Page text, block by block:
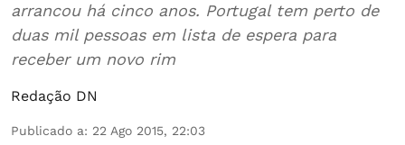
arrancou há cinco anos. Portugal tem perto de
duas mil pessoas em lista de espera para
receber um novo rim
Redação DN
Publicado a: 22 Ago 2015, 22:03